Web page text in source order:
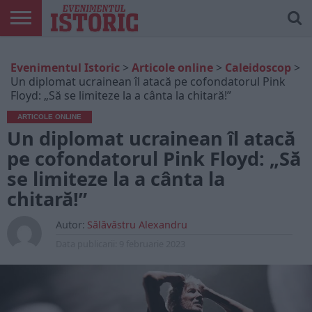
ONLINE
EDIȚII
TIPĂRITE
ISTORIC
PLAY
CONTUL
MEU
Evenimentul Istoric > Articole online > Caleidoscop >
Un diplomat ucrainean îl atacă pe cofondatorul Pink
Floyd: „Să se limiteze la a cânta la chitară!”
ARTICOLE ONLINE
Un diplomat ucrainean îl atacă
pe cofondatorul Pink Floyd: „Să
se limiteze la a cânta la
chitară!”
Autor: Sălăvăstru Alexandru